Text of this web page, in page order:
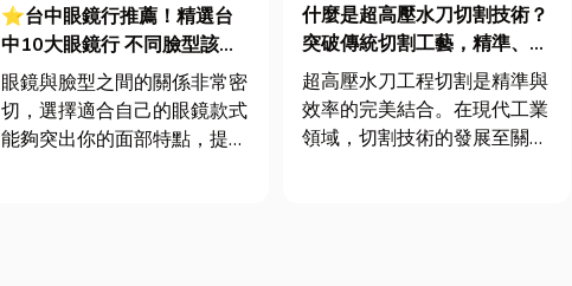
⭐台中眼鏡行推薦！精選台
中10大眼鏡行 不同臉型該如
何挑選眼鏡？！教你選擇最適
合自己的眼鏡
眼鏡與臉型之間的關係非常密
切，選擇適合自己的眼鏡款式
能夠突出你的面部特點，提升
什麼是超高壓水刀切割技術？
突破傳統切割工藝，精準、安
全、高效的工業革命
超高壓水刀工程切割是精準與
效率的完美結合。在現代工業
領域，切割技術的發展至關重